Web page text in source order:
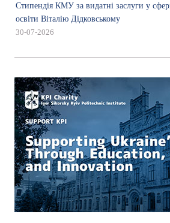
Стипендія КМУ за видатні заслуги у
освіти Віталію Дідковському
30-07-2026